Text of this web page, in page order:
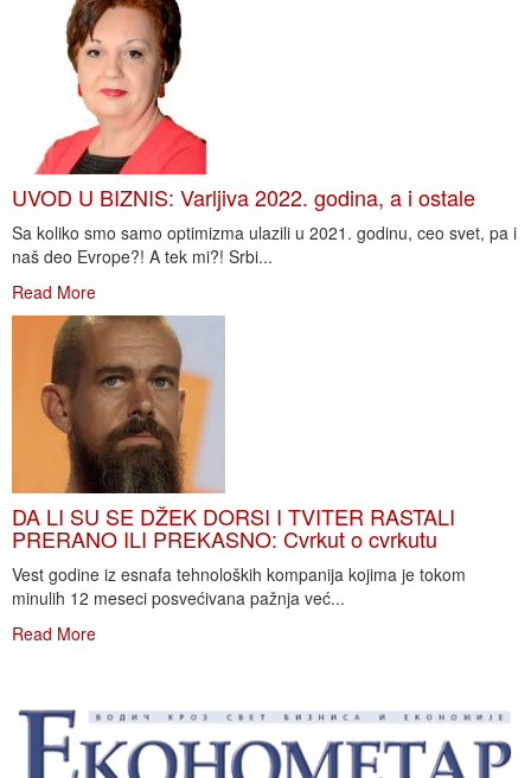
UVOD U BIZNIS: Varljiva 2022. godina, a i ostale
Sa koliko smo samo optimizma ulazili u 2021. godinu, ceo svet, pa i
naš deo Evrope?! A tek mi?! Srbi...
Read More
DA LI SU SE DŽEK DORSI I TVITER RASTALI
PRERANO ILI PREKASNO: Cvrkut o cvrkutu
Vest godine iz esnafa tehnoloških kompanija kojima je tokom
minulih 12 meseci posvećivana pažnja već...
Read More